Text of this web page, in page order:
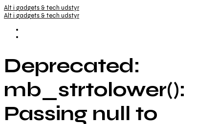
Alt i gadgets & tech udstyr
Alt i gadgets & tech udstyr
Deprecated:
mb_strtolower():
Passing null to